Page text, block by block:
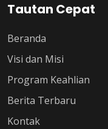
Tautan Cepat
Beranda
Visi dan Misi
Program Keahlian
Berita Terbaru
Kontak